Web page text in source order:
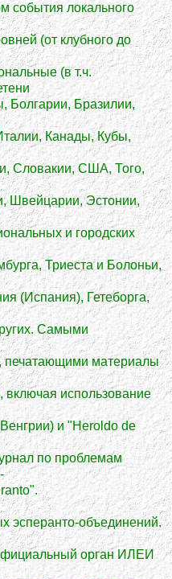
события локального
(от клубного до
(в т.ч.
Болгарии, Бразилии,
Канады, Кубы,
Словакии, США, Того,
Швейцарии, Эстонии,
и городских
Триеста и Болоньи,
(Испания), Гетеборга,
Самыми
печатающими материалы
включая использование
и "Heroldo de
по проблемам
эсперанто-объединений.
орган ИЛЕИ